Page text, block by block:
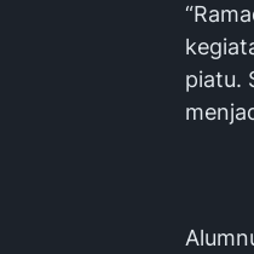
piatu.